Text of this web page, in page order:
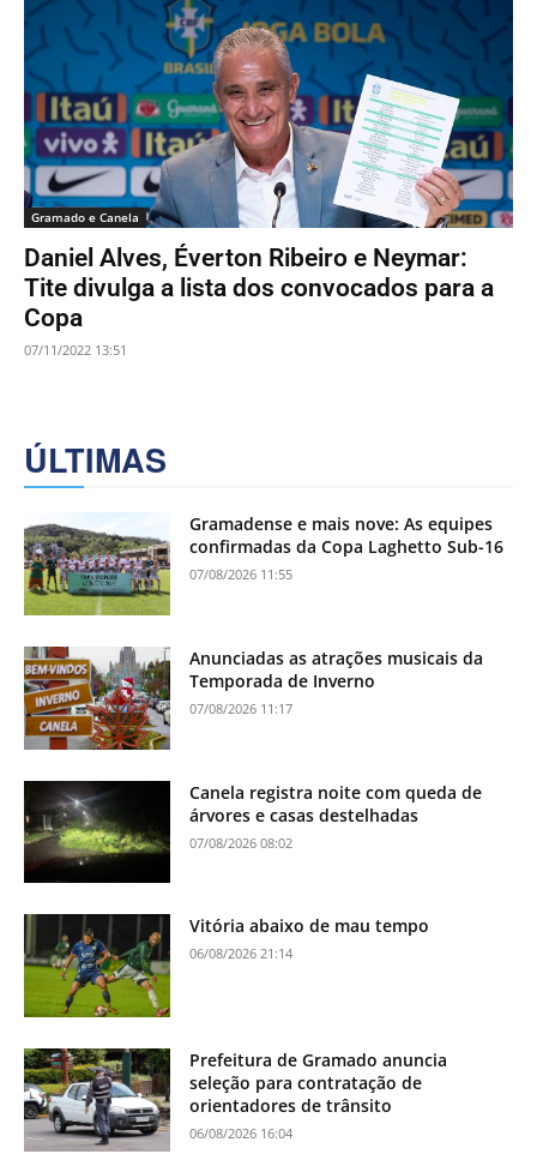
Gramado e Canela
Daniel Alves, Éverton Ribeiro e Neymar:
Tite divulga a lista dos convocados para a
Copa
07/11/2022 13:51
ÚLTIMAS
Gramadense e mais nove: As equipes
confirmadas da Copa Laghetto Sub-16
07/08/2026 11:55
Anunciadas as atrações musicais da
Temporada de Inverno
07/08/2026 11:17
Canela registra noite com queda de
árvores e casas destelhadas
07/08/2026 08:02
Vitória abaixo de mau tempo
06/08/2026 21:14
Prefeitura de Gramado anuncia
seleção para contratação de
orientadores de trânsito
06/08/2026 16:04